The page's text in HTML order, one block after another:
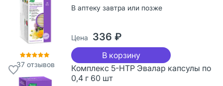
37отзывов
В аптеку завтра или позже
Цена 336 ₽
В корзину
Комплекс 5-НТР Эвалар капсулы по
0,4 г 60 шт